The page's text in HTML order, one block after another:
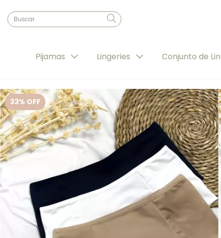
Pijamas Lingeries Conjunto de
33% OFF